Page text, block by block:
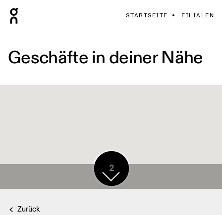
STARTSEITE FILIALEN
Geschäfte in deiner Nähe
2
2
Zurück